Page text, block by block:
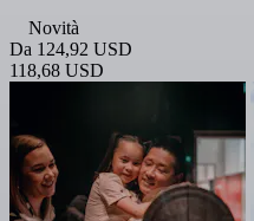
Novità
Da 124,92 USD
118,68 USD